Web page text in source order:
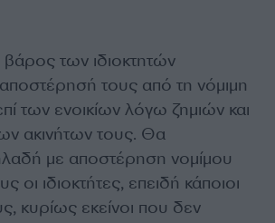
των ιδιοκτητών
τους από τη νόμιμη
των ενοικίων λόγω ζημιών και
ακινήτων τους. Θα
με αποστέρηση νομίμου
οι ιδιοκτήτες, επειδή κάποιοι
κυρίως εκείνοι που δεν